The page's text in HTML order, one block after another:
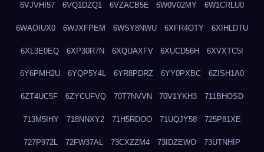
6VJVHI57 6VQ1DZQ1 6VZACB5E 6W0V02MY 6W1CRLU0
6WAOIUX0 6WJXFPEM 6WSY8NWU 6XFR4OTY 6XIHLDTU
6XL3E0EQ 6XP30R7N 6XQUAXFV 6XUCD56H 6XVXTC5I
6Y6PMH2U 6YQP5Y4L 6YR8PDRZ 6YY0PXBC 6ZISH1A0
6ZT4UC5F 6ZYCUFVQ 70T7NVVN 70V1YKH3 711BHOSD
713M5IHY 718NNXY2 71H5RDOO 71UQJY58 725P81XE
727P972L 72FW37AL 73CXZZM4 73IDZEWO 73UTNHIP